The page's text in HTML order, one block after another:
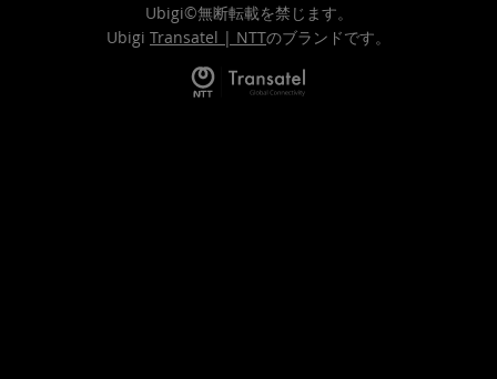
Ubigi©無断転載を禁じます。
Ubigi Transatel | NTTのブランドです。